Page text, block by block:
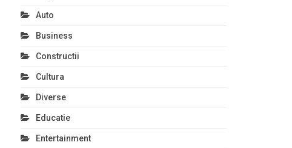
Auto
Business
Constructii
Cultura
Diverse
Educatie
Entertainment